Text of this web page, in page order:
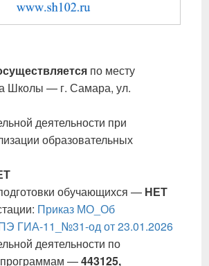
по месту
Школы — г. Самара, ул.
деятельности при
образовательных
обучающихся — НЕТ
Приказ МО_Об
ГИА-11_№31-од от 23.01.2026
деятельности по
программам —443125,